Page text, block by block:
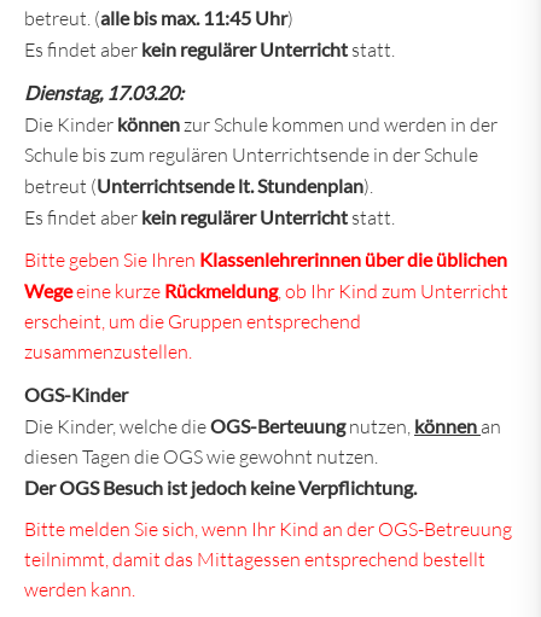
betreut. (alle bis max. 11:45 Uhr)
Es findet aber kein regulärer Unterricht statt.
Dienstag, 17.03.20:
Die Kinder könnenzur Schule kommen und werden in der
Schule bis zum regulären Unterrichtsende in der Schule
betreut (Unterrichtsende lt. Stundenplan).
Es findet aber kein regulärer Unterricht statt.
Bitte geben Sie Ihren Klassenlehrerinnen über die üblichen
Wegeeine kurze Rückmeldung, ob Ihr Kind zum Unterricht
erscheint, um die Gruppen entsprechend
zusammenzustellen.
OGS-Kinder
Die Kinder, welche dieOGS-Berteuungnutzen, können an
diesen Tagen die OGS wie gewohnt nutzen.
Der OGS Besuch ist jedoch keine Verpflichtung.
Bitte melden Sie sich, wenn Ihr Kind an der OGS-Betreuung
teilnimmt, damit das Mittagessen entsprechend bestellt
werden kann.